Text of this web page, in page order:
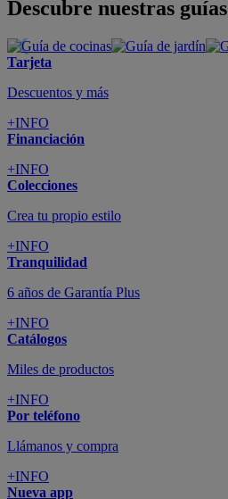
Descubre nuestras guías
Tarjeta
Descuentos y más
+INFO
Financiación
+INFO
Colecciones
Crea tu propio estilo
+INFO
Tranquilidad
6 años de Garantía Plus
+INFO
Catálogos
Miles de productos
+INFO
Por teléfono
Llámanos y compra
+INFO
Nueva app